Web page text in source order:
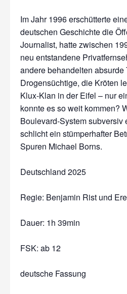
Im Jahr 1996 erschütterte
deutschen Geschichte die
Journalist, hatte zwischen
neu entstandene
andere behandelten
Drogensüchtige, die Kröten
Klux-Klan in der Eifel – nur
konnte es so weit kommen?
Boulevard-System subversiv
schlicht ein stümperhafter
Spuren Michael Borns.
Deutschland 2025
Regie: Benjamin Rist und
Dauer: 1h 39min
FSK: ab 12
deutsche Fassung